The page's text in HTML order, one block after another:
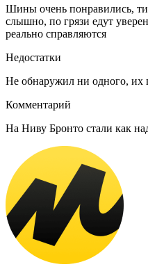
Шины очень понравились,
слышно, по грязи едут
реально справляются
Недостатки
Не обнаружил ни одного, их
Комментарий
На Ниву Бронто стали как